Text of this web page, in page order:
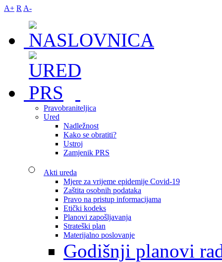
A+ R A-
Pravobraniteljica
Ured
Nadležnost
Kako se obratiti?
Ustroj
Zamjenik PRS
Akti ureda
Mjere za vrijeme epidemije Covid-19
Zaštita osobnih podataka
Pravo na pristup informacijama
Etički kodeks
Planovi zapošljavanja
Strateški plan
Materijalno poslovanje
Godišnji planovi